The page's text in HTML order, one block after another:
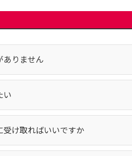
ありません
い
受け取ればいいですか